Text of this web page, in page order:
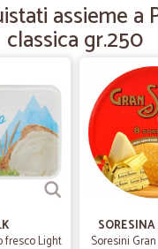
Consigliato.
assieme a
classica gr.250
fresco Light
Soresini